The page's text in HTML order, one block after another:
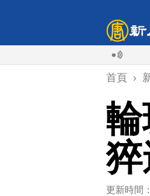
首頁 ›
更新時間